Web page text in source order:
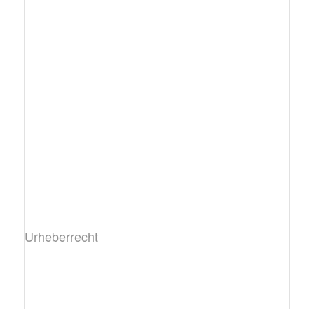
Urheberrecht